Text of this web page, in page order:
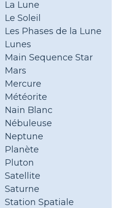
La Lune
Le Soleil
Les Phases de la Lune
Lunes
Main Sequence Star
Mars
Mercure
Météorite
Nain Blanc
Nébuleuse
Neptune
Planète
Pluton
Satellite
Saturne
Station Spatiale